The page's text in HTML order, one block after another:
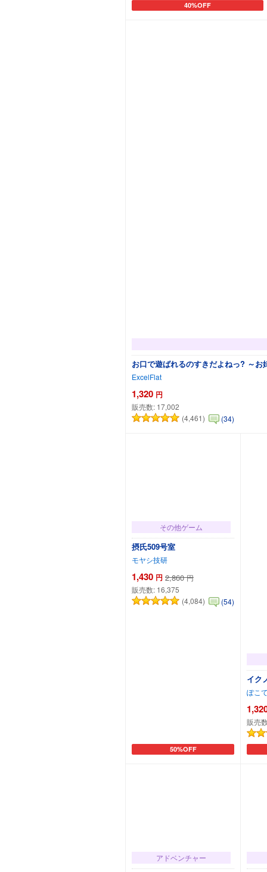
40%OFF
カートに追加
お口で遊ばれるのすきだよねっ? ～
ExcelFlat
1,320 円
販売数: 17,002
(4,461)
(34)
その他ゲーム
摂氏509号室
モヤシ技研
1,430 円 2,860 円
販売数: 16,375
(4,084)
(54)
50%OFF
カートに追加
イク
ぽこ
販売
アドベンチャー